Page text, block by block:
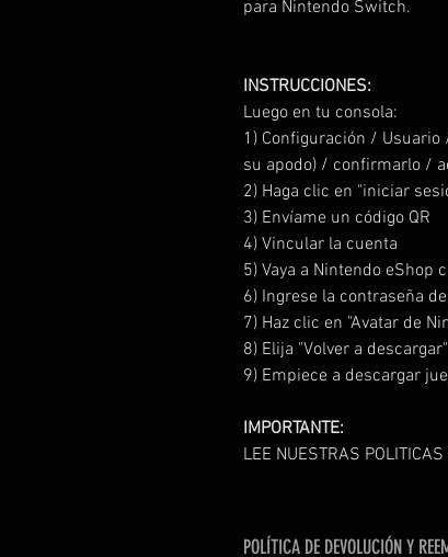
para Nintendo Switch.
INSTRUCCIONES:
Luego en tu consola:
1) Configuración /
su apodo) / confirmarlo /
2) Haga clic en "iniciar
3) Envíame un código QR
4) Vincular la cuenta
5) Vaya a Nintendo eShop
6) Ingrese la contraseña
7) Haz clic en "Avatar de
8) Elija "Volver a descargar"
9) Empiece a descargar
IMPORTANTE:
LEE NUESTRAS
POLÍTICA DE DEVOLUCIÓN Y